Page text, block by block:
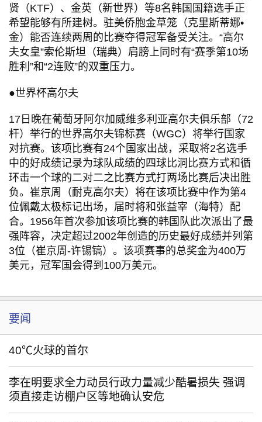
贤（KTF）、金英（新世界）等8名韩国国籍选手正
希望能够有所建树。驻美侨胞金草笼（克里斯蒂娜•
金）能否连续两周的比赛夺得冠军备受关注。“高尔
夫女皇”索伦斯坦（瑞典）肩膀上同时有“赛季第10场
胜利”和“2连败”的双重压力。
●世界杯高尔夫
17日晚在葡萄牙阿尔加威维多利亚高尔夫俱乐部（72
杆）举行的世界高尔夫锦标赛（WGC）将举行国家
对抗赛。该项比赛有24个国家出战，采取将2名选手
中的好成绩记录为球队成绩的四球比洞比赛方式和循
环击一个球的二对二之比赛方式打两场比赛后决出胜
负。崔京周（耐克高尔夫）将在该项比赛中作为第4
位佩戴太极标记出场，届时将和张益宰（海特）配
合。1956年首次参加该项比赛的韩国队此次派出了最
强阵容，决定超过2002年创造的历史最好成绩并列第
3位（崔京周-许锡镐）。该项赛事的总奖金为400万
美元，冠军国会得到100万美元。
要闻
40℃火球的首尔
李在明要求全力动员行政力量减少酷暑损失 强调
须直接走访棚户区等地确认安危